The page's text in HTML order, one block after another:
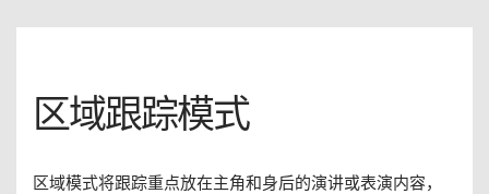
区域跟踪模式
区域模式将跟踪重点放在主角和身后的演讲或表演内容，